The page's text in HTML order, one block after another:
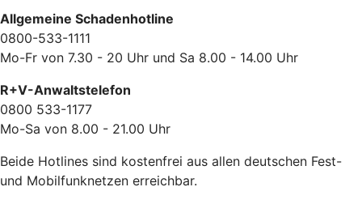
Allgemeine Schadenhotline
0800-533-1111
Mo-Fr von 7.30 - 20 Uhr und Sa 8.00 - 14.00 Uhr
R+V-Anwaltstelefon
0800 533-1177
Mo-Sa von 8.00 - 21.00 Uhr
Beide Hotlines sind kostenfrei aus allen deutschen Fest-
und Mobilfunknetzen erreichbar.